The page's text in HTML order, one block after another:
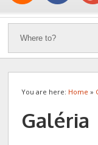
You are here: Home »
Galéria